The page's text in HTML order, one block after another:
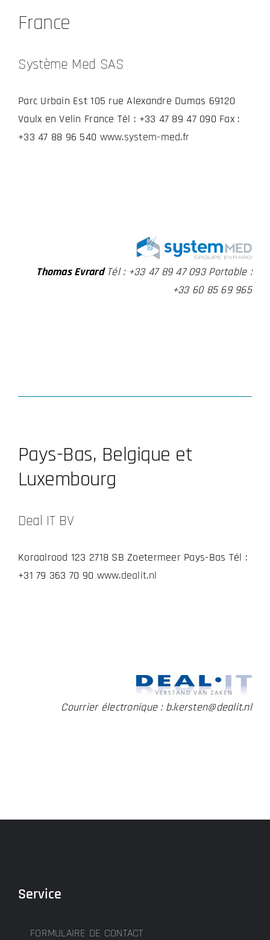
France
Système Med SAS
Parc Urbain Est 105 rue Alexandre Dumas 69120
Vaulx en Velin France Tél : +33 47 89 47 090 Fax :
+33 47 88 96 540 www.system-med.fr
Thomas EvrardTél : +33 47 89 47 093 Portable :
+33 60 85 69 965
Pays-Bas, Belgique et
Luxembourg
Deal IT BV
Koraalrood 123 2718 SB Zoetermeer Pays-Bas Tél :
+31 79 363 70 90 www.dealit.nl
Courrier électronique : b.kersten@dealit.nl
Service
FORMULAIRE DE CONTACT